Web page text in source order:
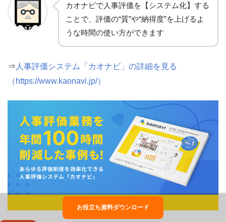
カオナビで人事評価を【システム化】する
ことで、評価の“質”や“納得度”を上げるよ
うな時間の使い方ができます
⇒ 人事評価システム「カオナビ」の詳細を見る
（https://www.kaonavi.jp/）
お役立ち資料ダウンロード